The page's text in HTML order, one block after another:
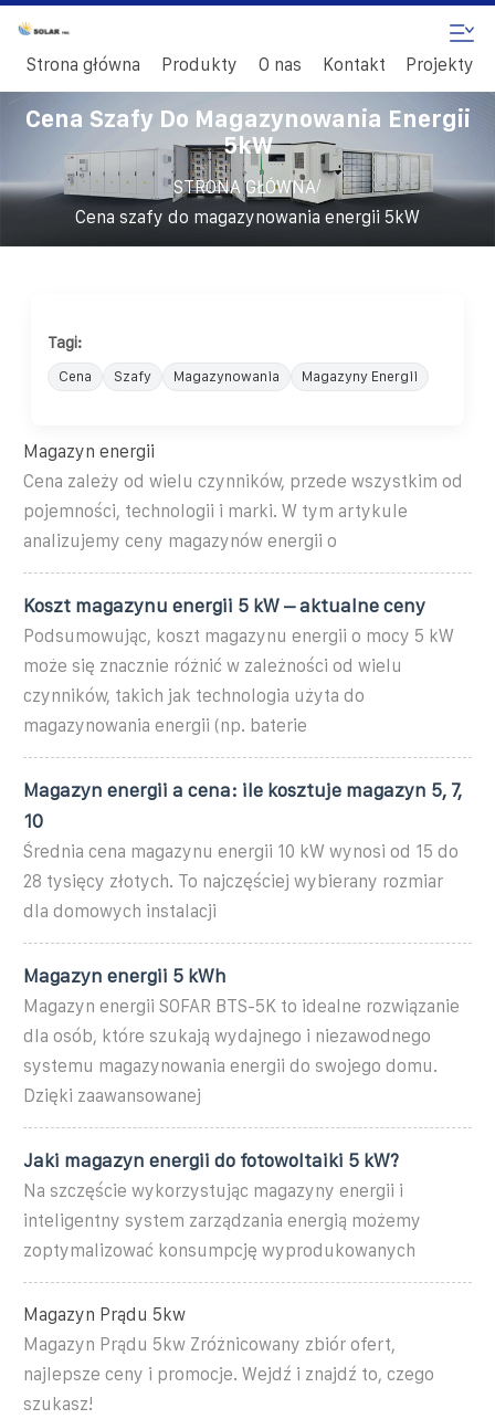
Strona główna Produkty O nas Kontakt Projekty
Cena Szafy Do Magazynowania Energii
5kW
STRONA GŁÓWNA/
Cena szafy do magazynowania energii 5kW
Tagi:
Cena Szafy Magazynowania Magazyny Energii
Magazyn energii
Cena zależy od wielu czynników, przede wszystkim od
pojemności, technologii i marki. W tym artykule
analizujemy ceny magazynów energii o
Koszt magazynu energii 5 kW – aktualne ceny
Podsumowując, koszt magazynu energii o mocy 5 kW
może się znacznie różnić w zależności od wielu
czynników, takich jak technologia użyta do
magazynowania energii (np. baterie
Magazyn energii a cena: ile kosztuje magazyn 5, 7,
10
Średnia cena magazynu energii 10 kW wynosi od 15 do
28 tysięcy złotych. To najczęściej wybierany rozmiar
dla domowych instalacji
Magazyn energii 5 kWh
Magazyn energii SOFAR BTS-5K to idealne rozwiązanie
dla osób, które szukają wydajnego i niezawodnego
systemu magazynowania energii do swojego domu.
Dzięki zaawansowanej
Jaki magazyn energii do fotowoltaiki 5 kW?
Na szczęście wykorzystując magazyny energii i
inteligentny system zarządzania energią możemy
zoptymalizować konsumpcję wyprodukowanych
Magazyn Prądu 5kw
Magazyn Prądu 5kw Zróżnicowany zbiór ofert,
najlepsze ceny i promocje. Wejdź i znajdź to, czego
szukasz!